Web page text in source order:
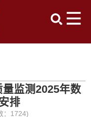
监测2025年数
排
1724)